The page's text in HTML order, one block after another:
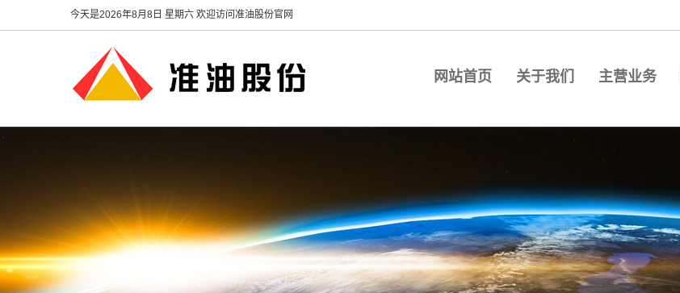
今天是2026年8月8日 星期六 欢迎访问准油股份官网
网站首页 关于我们 主营业务